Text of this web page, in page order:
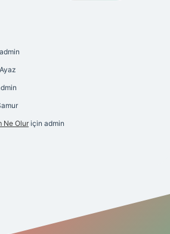
admin
Ayaz
Ne Olur için admin